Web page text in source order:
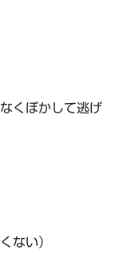
くぼかして逃げ
ない）